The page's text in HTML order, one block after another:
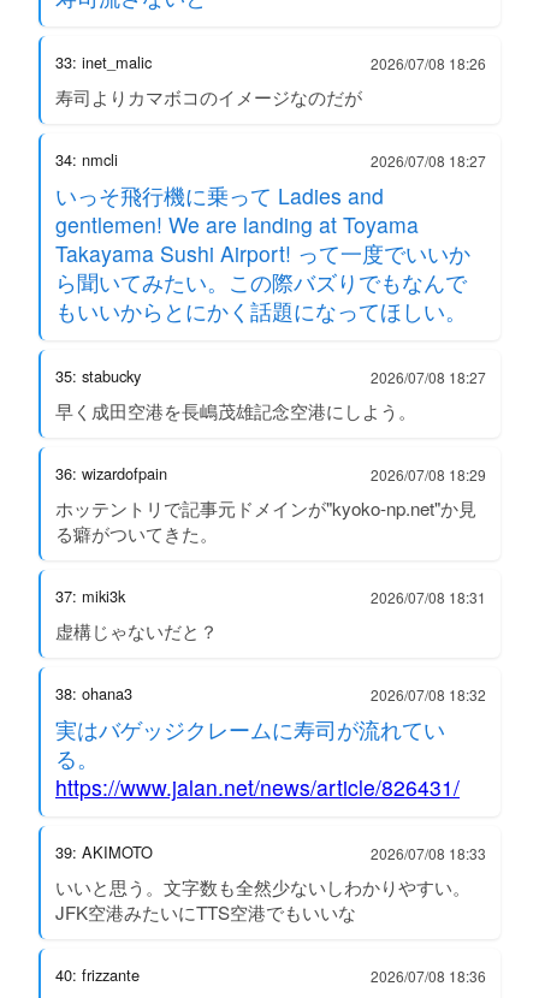
33: inet_malic 2026/07/08 18:26
寿司よりカマボコのイメージなのだが
34: nmcli 2026/07/08 18:27
いっそ飛行機に乗って Ladies and
gentlemen! We are landing at Toyama
Takayama Sushi Airport! って一度でいいか
ら聞いてみたい。この際バズりでもなんで
もいいからとにかく話題になってほしい。
35: stabucky 2026/07/08 18:27
早く成田空港を長嶋茂雄記念空港にしよう。
36: wizardofpain 2026/07/08 18:29
ホッテントリで記事元ドメインが"kyoko-np.net"か見
る癖がついてきた。
37: miki3k 2026/07/08 18:31
虚構じゃないだと？
38: ohana3 2026/07/08 18:32
実はバゲッジクレームに寿司が流れてい
る。
https://www.jalan.net/news/article/826431/
39: AKIMOTO 2026/07/08 18:33
いいと思う。文字数も全然少ないしわかりやすい。
JFK空港みたいにTTS空港でもいいな
40: frizzante 2026/07/08 18:36